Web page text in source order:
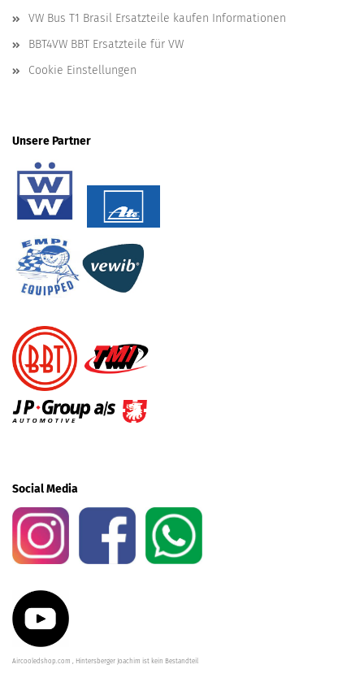
VW Bus T1 Brasil Ersatzteile kaufen Informationen
BBT4VW BBT Ersatzteile für VW
Cookie Einstellungen
Unsere Partner
Social Media
Aircooledshop.com , Hintersberger Joachim ist kein Bestandteil